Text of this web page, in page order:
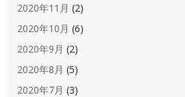
2020年11月 (2)
2020年10月 (6)
2020年9月 (2)
2020年8月 (5)
2020年7月 (3)